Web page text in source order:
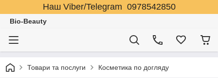
Наш Viber/Telegram 0978542850
Bio-Beauty
Товари та послуги Косметика по догляду